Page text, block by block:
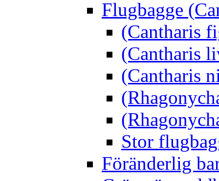
Flugbagge
(Cantharis
(Cantharis
(Cantharis
Stor
Föränderlig